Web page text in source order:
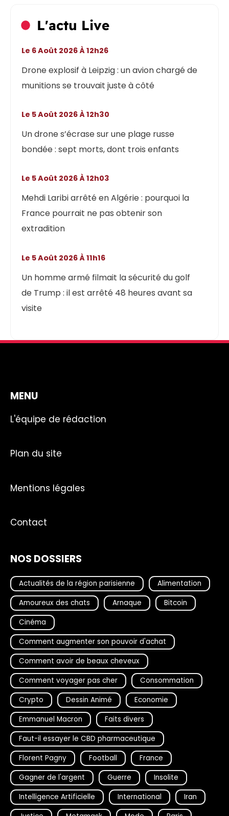
L'actu Live
Drone explosif à Leipzig : un avion chargé de
munitions se trouvait juste à côté
Le 6 Août 2026 À 12h26
Un drone s’écrase sur une plage russe
bondée : sept morts, dont trois enfants
Le 5 Août 2026 À 12h30
Mehdi Laribi arrêté en Algérie : pourquoi la
France pourrait ne pas obtenir son
extradition
Le 5 Août 2026 À 12h03
Un homme armé filmait la sécurité du golf
de Trump : il est arrêté 48 heures avant sa
visite
Le 5 Août 2026 À 11h16
MENU
L'équipe de rédaction
Plan du site
Mentions légales
Contact
NOS DOSSIERS
Actualités de la région parisienne
Alimentation
Amoureux des chats
Arnaque
Bitcoin
Cinéma
Comment augmenter son pouvoir d'achat
Comment avoir de beaux cheveux
Comment voyager pas cher
Consommation
Crypto
Dessin Animé
Economie
Emmanuel Macron
Faits divers
Faut-il essayer le CBD pharmaceutique
Florent Pagny
Football
France
Gagner de l'argent
Guerre
Insolite
Intelligence Artificielle
International
Iran